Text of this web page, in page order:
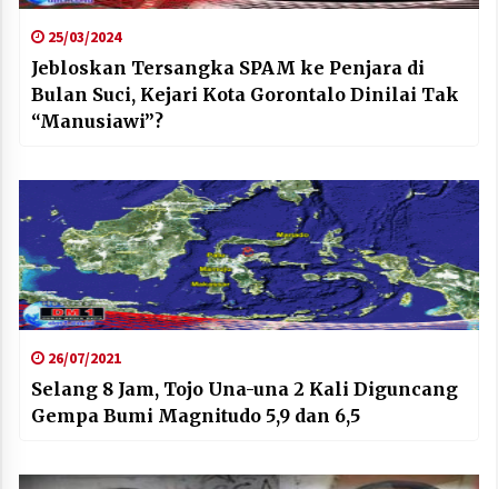
25/03/2024
Jebloskan Tersangka SPAM ke Penjara di
Bulan Suci, Kejari Kota Gorontalo Dinilai Tak
“Manusiawi”?
26/07/2021
Selang 8 Jam, Tojo Una-una 2 Kali Diguncang
Gempa Bumi Magnitudo 5,9 dan 6,5